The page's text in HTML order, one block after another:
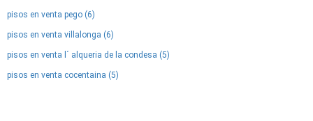
pisos en venta pego (6)
pisos en venta villalonga (6)
pisos en venta l´ alqueria de la condesa (5)
pisos en venta cocentaina (5)